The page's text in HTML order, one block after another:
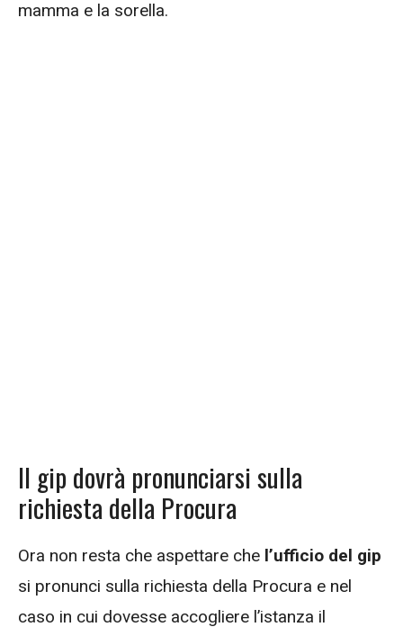
mamma e la sorella.
Il gip dovrà pronunciarsi sulla
richiesta della Procura
Ora non resta che aspettare che l’ufficio del gip
si pronunci sulla richiesta della Procura e nel
caso in cui dovesse accogliere l’istanza il